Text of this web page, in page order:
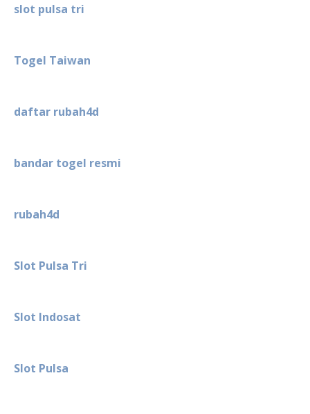
slot pulsa tri
Togel Taiwan
daftar rubah4d
bandar togel resmi
rubah4d
Slot Pulsa Tri
Slot Indosat
Slot Pulsa